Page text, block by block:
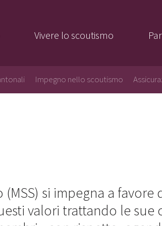
Vivere lo scoutismo
Impegno nello scoutismo
si impegna a favore
valori trattando le